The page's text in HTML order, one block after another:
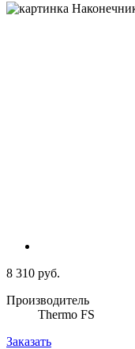
8 310 руб.
Производитель
Thermo FS
Заказать